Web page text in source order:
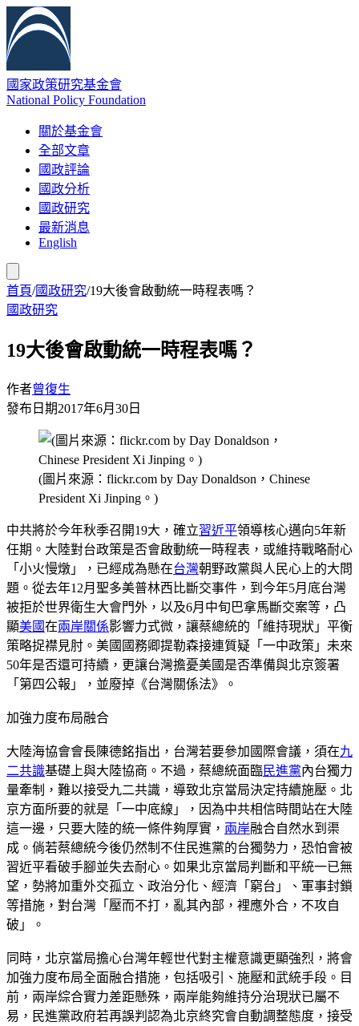
國家政策研究基金會
National Policy Foundation
關於基金會
全部文章
國政評論
國政分析
國政研究
最新消息
English
首頁/國政研究/19大後會啟動統一時程表嗎？
國政研究
19大後會啟動統一時程表嗎？
作者曾復生
發布日期2017年6月30日
(圖片來源：flickr.com by Day Donaldson，Chinese
President Xi Jinping。)
中共將於今年秋季召開19大，確立習近平領導核心邁向5年新
任期。大陸對台政策是否會啟動統一時程表，或維持戰略耐心
「小火慢燉」，已經成為懸在台灣朝野政黨與人民心上的大問
題。從去年12月聖多美普林西比斷交事件，到今年5月底台灣
被拒於世界衛生大會門外，以及6月中旬巴拿馬斷交案等，凸
顯美國在兩岸關係影響力式微，讓蔡總統的「維持現狀」平衡
策略捉襟見肘。美國國務卿提勒森接連質疑「一中政策」未來
50年是否還可持續，更讓台灣擔憂美國是否準備與北京簽署
「第四公報」，並廢掉《台灣關係法》。
加強力度布局融合
大陸海協會會長陳德銘指出，台灣若要參加國際會議，須在九
二共識基礎上與大陸協商。不過，蔡總統面臨民進黨內台獨力
量牽制，難以接受九二共識，導致北京當局決定持續施壓。北
京方面所要的就是「一中底線」，因為中共相信時間站在大陸
這一邊，只要大陸的統一條件夠厚實， 兩岸融合自然水到渠
成。倘若蔡總統今後仍然制不住民進黨的台獨勢力，恐怕會被
習近平看破手腳並失去耐心。如果北京當局判斷和平統一已無
望，勢將加重外交孤立、政治分化、經濟「窮台」、軍事封鎖
等措施，對台灣「壓而不打，亂其內部，裡應外合，不攻自
破」。
同時，北京當局擔心台灣年輕世代對主權意識更顯強烈，將會
加強力度布局全面融合措施，包括吸引、施壓和武統手段。目
前，兩岸綜合實力差距懸殊，兩岸能夠維持分治現狀已屬不
易，民進黨政府若再誤判認為北京終究會自動調整態度，接受